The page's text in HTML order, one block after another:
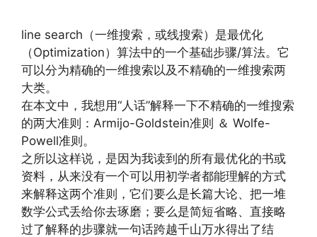
line search（一维搜索，或线搜索）是最优化
（Optimization）算法中的一个基础步骤/算法。它
可以分为精确的一维搜索以及不精确的一维搜索两
大类。
在本文中，我想用“人话”解释一下不精确的一维搜索
的两大准则：Armijo-Goldstein准则 ＆ Wolfe-
Powell准则。
之所以这样说，是因为我读到的所有最优化的书或
资料，从来没有一个可以用初学者都能理解的方式
来解释这两个准则，它们要么是长篇大论、把一堆
数学公式丢给你去琢磨；要么是简短省略、直接略
过了解释的步骤就一句话跨越千山万水得出了结